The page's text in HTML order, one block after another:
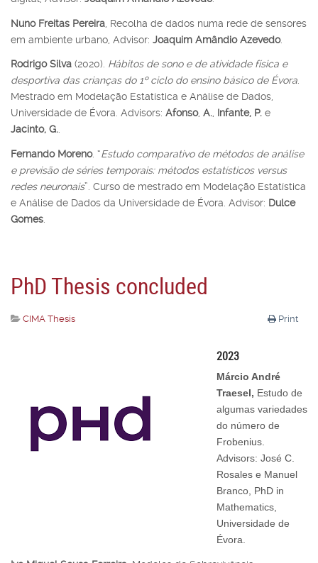
Nuno Freitas Pereira , Recolha de dados numa rede de sensores
em ambiente urbano, Advisor: Joaquim Amândio Azevedo.
Rodrigo Silva (2020). Hábitos de sono e de atividade física e
desportiva das crianças do 1º ciclo do ensino básico de Évora
Mestrado em Modelação Estatística e Análise de Dados,
Universidade de Évora. Advisors: Afonso, A. Infante, P. e
Jacinto, G.
Fernando Moreno. “Estudo comparativo de métodos de análise
e previsão de séries temporais: métodos estatísticos versus
redes neuronais”. Curso de mestrado em Modelação Estatística
e Análise de Dados da Universidade de Évora. Advisor: Dulce
Gomes
PhD Thesis concluded
Print
CIMA Thesis
2023
Márcio André
Traesel, Estudo de
algumas variedades
do número de
Frobenius.
Advisors: José C.
Rosales e Manuel
Branco, PhD in
Mathematics,
Universidade de
Évora.